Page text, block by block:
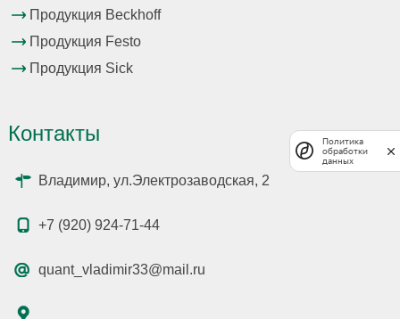
Продукция Beckhoff
Продукция Festo
Продукция Sick
Контакты
Владимир, ул.Электрозаводская, 2
+7 (920) 924-71-44
quant_vladimir33@mail.ru
Политика
обработки
данных